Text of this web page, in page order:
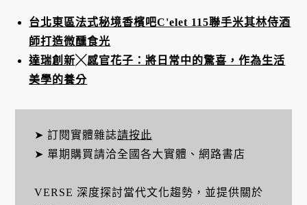
台北東區法式秘境香檳吧C'elet 115聯手米其林侍酒
師打造微醺食光
達瑞創新╳感官花子：將日常中的驚喜，作為生活
美學的養分
➤ 訂閱實體雜誌請按此
➤ 單期購買請洽全國各大實體、網路書店
VERSE 深度探討當代文化趨勢，並提供關於